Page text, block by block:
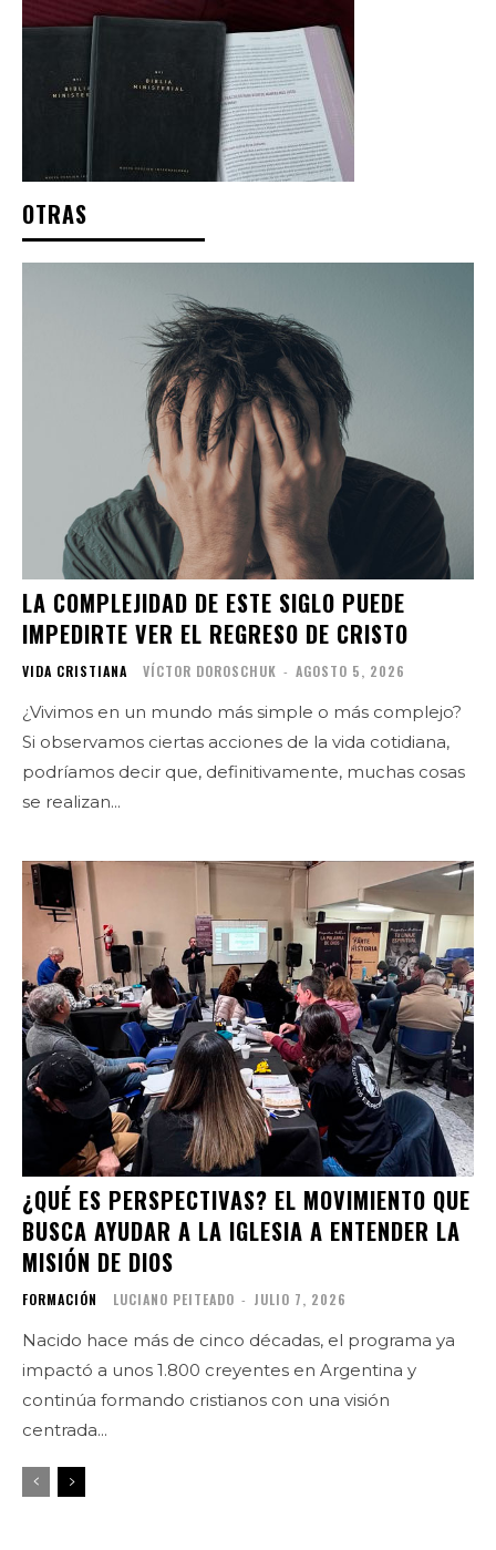
OTRAS
LA COMPLEJIDAD DE ESTE SIGLO PUEDE
IMPEDIRTE VER EL REGRESO DE CRISTO
VIDA CRISTIANA VÍCTOR DOROSCHUK - AGOSTO 5, 2026
¿Vivimos en un mundo más simple o más complejo?
Si observamos ciertas acciones de la vida cotidiana,
podríamos decir que, definitivamente, muchas cosas
se realizan...
¿QUÉ ES PERSPECTIVAS? EL MOVIMIENTO QUE
BUSCA AYUDAR A LA IGLESIA A ENTENDER LA
MISIÓN DE DIOS
FORMACIÓN LUCIANO PEITEADO - JULIO 7, 2026
Nacido hace más de cinco décadas, el programa ya
impactó a unos 1.800 creyentes en Argentina y
continúa formando cristianos con una visión
centrada...